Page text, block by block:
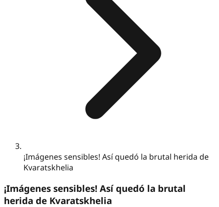
¡Imágenes sensibles! Así quedó la brutal herida de
Kvaratskhelia
¡Imágenes sensibles! Así quedó la brutal
herida de Kvaratskhelia